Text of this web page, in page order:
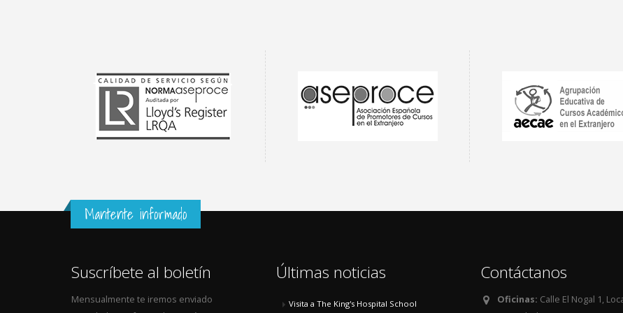
Mantente informado
Suscríbete al boletín
Mensualmente te iremos enviado
Últimas noticias
Visita a The King's Hospital School
Contáctanos
Oficinas: Calle El Nogal 1,